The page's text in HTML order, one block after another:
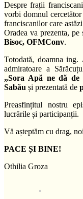
Despre frații
vorbi domnul
franciscanilor care
Oradea va prezenta,
Bisoc, OFMConv.
Totodată, doamna ing.
admiratoare a
„Sora Apă ne dă de
Sabău și prezentată de
Preasfințitul nostru
lucrările și participanții.
Vă așteptăm cu drag,
PACE ȘI BINE!
Othilia Groza